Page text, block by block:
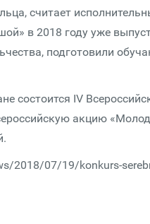
считает
в 2018 году уже
подготовили
состоится IV
акцию
2018/07/19/konkurs-